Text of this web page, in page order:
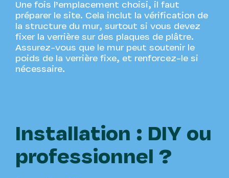
Une fois l’emplacement choisi, il faut
préparer le site. Cela inclut la vérification de
la structure du mur, surtout si vous devez
fixer la verrière sur des plaques de plâtre.
Assurez-vous que le mur peut soutenir le
poids de la verrière fixe, et renforcez-le si
nécessaire.
Installation : DIY ou
professionnel ?